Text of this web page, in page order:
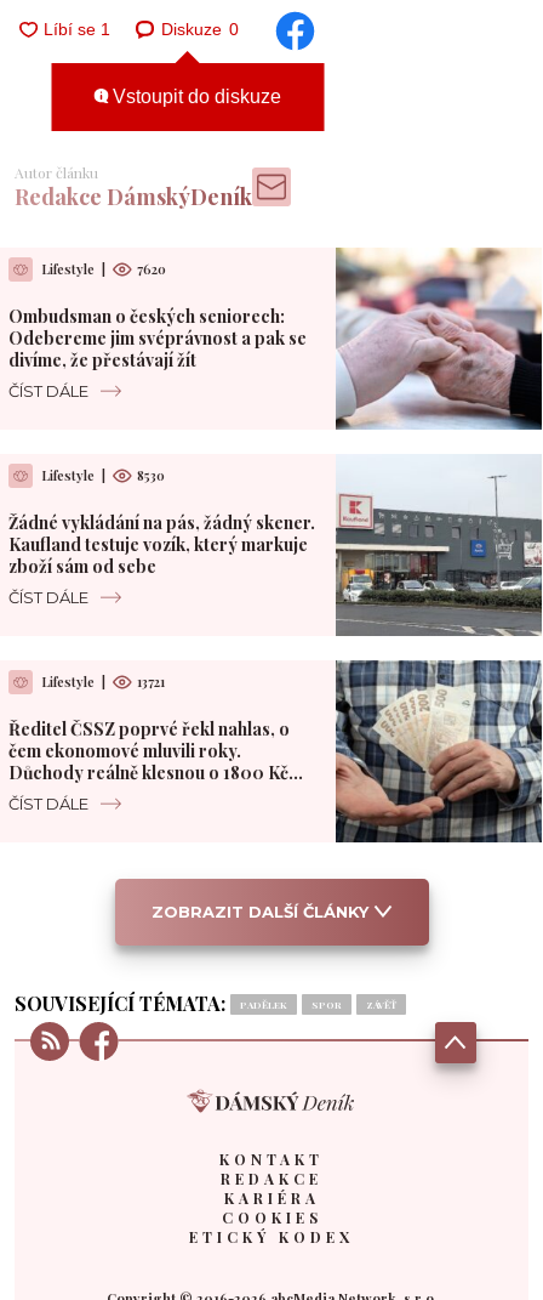
Diskuze 0
Vstoupit do diskuze
Autor článku
Redakce DámskýDeník
Lifestyle 7620
Ombudsman o českých seniorech:
Odebereme jim svéprávnost a pak se
divíme, že přestávají žít
ČÍST DÁLE
Lifestyle 8530
Žádné vykládání na pás, žádný skener.
Kaufland testuje vozík, který markuje
zboží sám od sebe
ČÍST DÁLE
Lifestyle 13721
Ředitel ČSSZ poprvé řekl nahlas, o
čem ekonomové mluvili roky.
Důchody reálně klesnou o 1800 Kč
měsíčně
ČÍST DÁLE
ZOBRAZIT DALŠÍ ČLÁNKY
SOUVISEJÍCÍ TÉMATA: PADĚLEK SPOR ZÁVĚŤ
KONTAKT
REDAKCE
KARIÉRA
COOKIES
ETICKÝ KODEX